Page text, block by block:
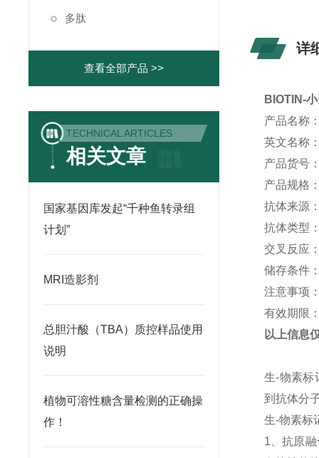
多肽
查看全部产品 >>
TECHNICAL ARTICLES
相关文章
国家基因库发起“千种鱼转录组
计划”
MRI造影剂
总胆汁酸（TBA）质控样品使用
说明
植物可溶性糖含量检测的正确操
作！
详
BIOTIN-
产品名称
英文名称
产品货号
产品规格
抗体来源
抗体类型
交叉反应
储存条件
注意事项
有效期限
以上信息
生-物素标
到抗体分
生-物素标
1 、抗原